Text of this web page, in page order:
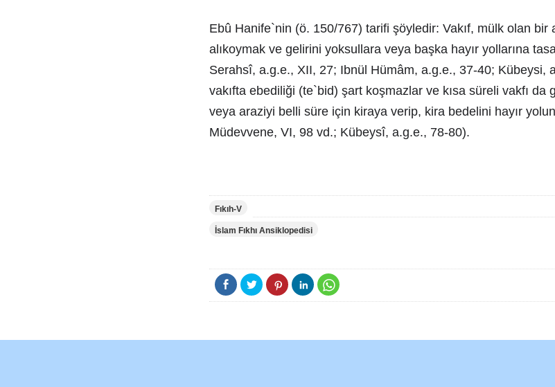
Ebû Hanife`nin (ö. 150/767) tarifi şöyledir: Vakıf, mülk olan bir
alıkoymak ve gelirini yoksullara veya başka hayır yollarına
Serahsî, a.g.e., XII, 27; Ibnül Hümâm, a.g.e., 37-40; Kübeysi,
vakıfta ebediliği (te`bid) şart koşmazlar ve kısa süreli vakfı da
veya araziyi belli süre için kiraya verip, kira bedelini hayır
Müdevvene, VI, 98 vd.; Kübeysî, a.g.e., 78-80).
Fıkıh-V
İslam Fıkhı Ansiklopedisi